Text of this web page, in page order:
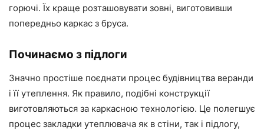
горючі. Їх краще розташовувати зовні, виготовивши
попередньо каркас з бруса.
Починаємо з підлоги
Значно простіше поєднати процес будівництва веранди
і її утеплення. Як правило, подібні конструкції
виготовляються за каркасною технологією. Це полегшує
процес закладки утеплювача як в стіни, так і підлогу,